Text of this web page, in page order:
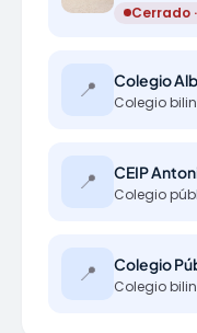
Cerrado
📍 Colegio
Colegio
📍 CEIP
Colegio
📍 Colegio
Colegio